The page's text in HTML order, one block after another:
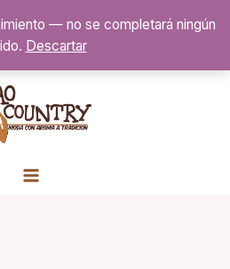
— no se completará ningún
Descartar